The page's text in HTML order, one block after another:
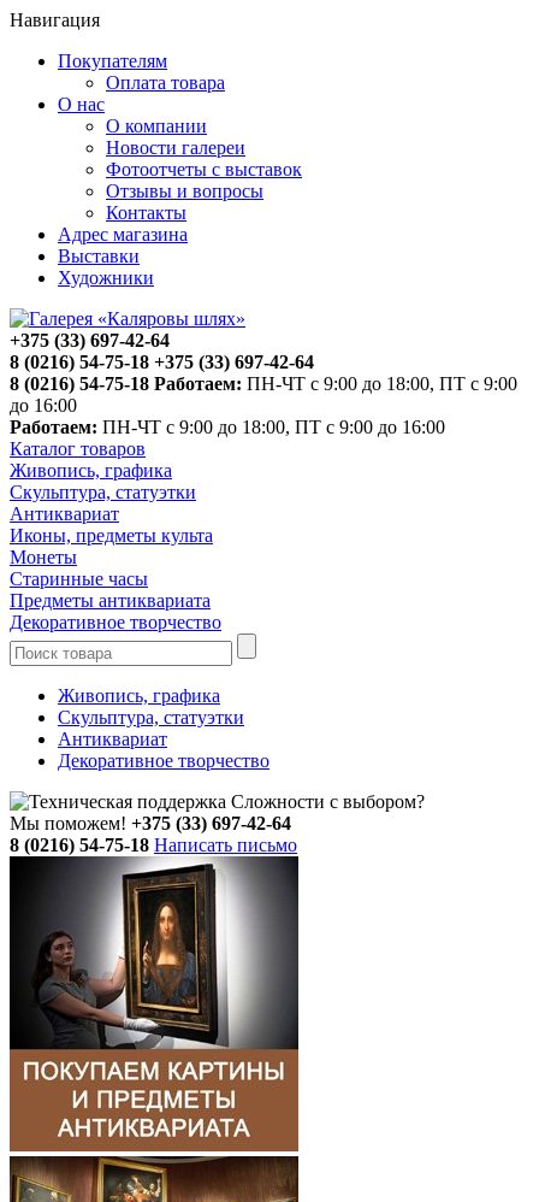
Навигация
Покупателям
Оплата товара
О нас
О компании
Новости галереи
Фотоотчеты с выставок
Отзывы и вопросы
Контакты
Адрес магазина
Выставки
Художники
+375 (33) 697-42-64
8 (0216) 54-75-18 +375 (33) 697-42-64
8 (0216) 54-75-18 Работаем: ПН-ЧТ с 9:00 до 18:00, ПТ с 9:00
до 16:00
Работаем: ПН-ЧТ с 9:00 до 18:00, ПТ с 9:00 до 16:00
Каталог товаров
Живопись, графика
Скульптура, статуэтки
Антиквариат
Иконы, предметы культа
Монеты
Старинные часы
Предметы антиквариата
Декоративное творчество
Живопись, графика
Скульптура, статуэтки
Антиквариат
Декоративное творчество
Сложности с выбором?
Мы поможем! +375 (33) 697-42-64
8 (0216) 54-75-18 Написать письмо